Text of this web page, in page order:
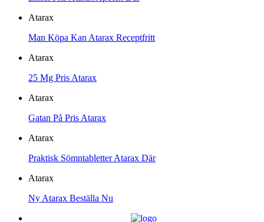
Atarax
Man Köpa Kan Atarax Receptfritt
Atarax
25 Mg Pris Atarax
Atarax
Gatan På Pris Atarax
Atarax
Praktisk Sömntabletter Atarax Där
Atarax
Ny Atarax Beställa Nu